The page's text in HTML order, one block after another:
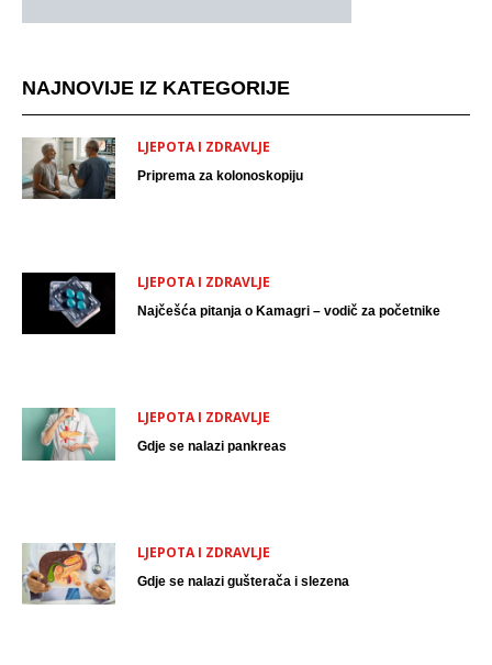
NAJNOVIJE IZ KATEGORIJE
LJEPOTA I ZDRAVLJE
Priprema za kolonoskopiju
LJEPOTA I ZDRAVLJE
Najčešća pitanja o Kamagri – vodič za početnike
LJEPOTA I ZDRAVLJE
Gdje se nalazi pankreas
LJEPOTA I ZDRAVLJE
Gdje se nalazi gušterača i slezena